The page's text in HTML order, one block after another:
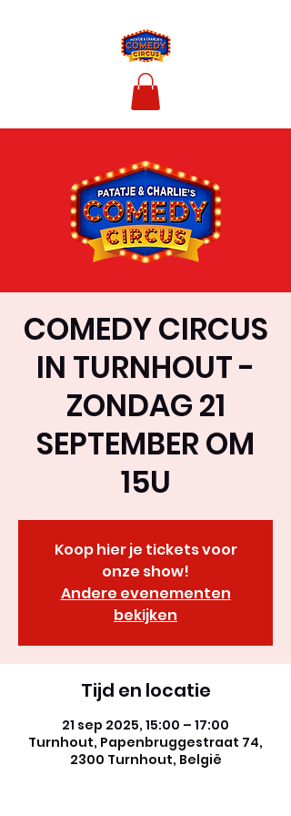
COMEDY CIRCUS
IN TURNHOUT -
ZONDAG 21
SEPTEMBER OM
15U
Koop hier je tickets voor
onze show!
Andere evenementen
bekijken
Tijd en locatie
21 sep 2025, 15:00 – 17:00
Turnhout, Papenbruggestraat 74,
2300 Turnhout, België